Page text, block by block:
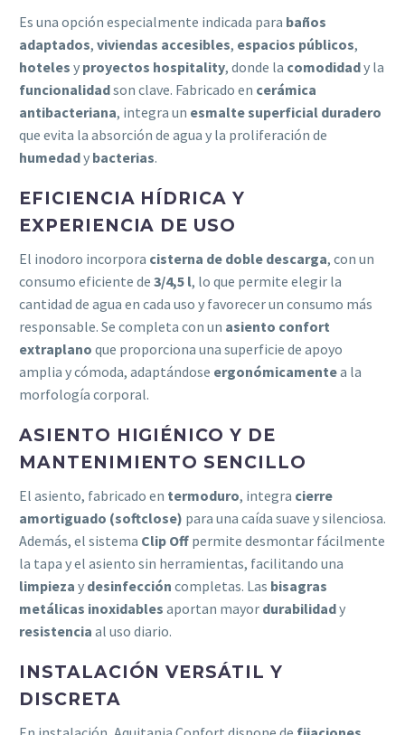
Es una opción especialmente indicada para baños
adaptados, viviendas accesibles, espacios públicos,
hoteles y proyectos hospitality, donde la comodidady la
funcionalidadson clave. Fabricado en cerámica
antibacteriana, integra un esmalte superficial duradero
que evita la absorción de agua y la proliferación de
humedady bacterias.
EFICIENCIA HÍDRICA Y
EXPERIENCIA DE USO
El inodoro incorpora cisterna de doble descarga, con un
consumo eficiente de 3/4,5 l, lo que permite elegir la
cantidad de agua en cada uso y favorecer un consumo más
responsable. Se completa con un asiento confort
extraplano que proporciona una superficie de apoyo
amplia y cómoda, adaptándose ergonómicamentea la
morfología corporal.
ASIENTO HIGIÉNICO Y DE
MANTENIMIENTO SENCILLO
El asiento, fabricado en termoduro, integra cierre
amortiguado (softclose) para una caída suave y silenciosa.
Además, el sistema Clip Off permite desmontar fácilmente
la tapa y el asiento sin herramientas, facilitando una
limpieza y desinfección completas. Las bisagras
metálicas inoxidables aportan mayor durabilidady
resistencia al uso diario.
INSTALACIÓN VERSÁTIL Y
DISCRETA